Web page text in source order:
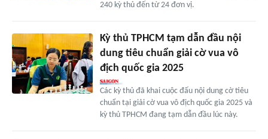
240 kỳ thủ đến từ 24 đơn vị.
Kỳ thủ TPHCM tạm dẫn đầu nội
dung tiêu chuẩn giải cờ vua vô
địch quốc gia 2025
Các kỳ thủ đã khai cuộc đấu nội dung cờ tiêu
chuẩn tại giải cờ vua vô địch quốc gia 2025 và
kỳ thủ TPHCM đang tạm dẫn đầu lúc này.